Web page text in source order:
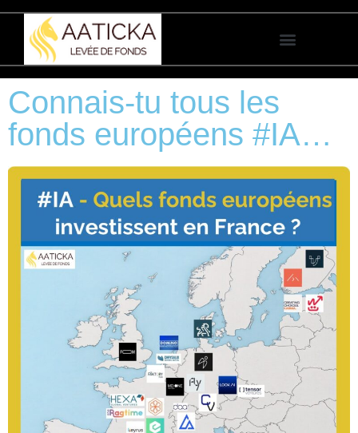
Connais-tu tous les
fonds européens #IA…